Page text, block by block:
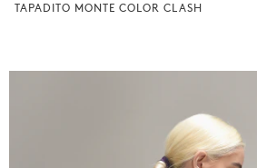
TAPADITO MONTE COLOR CLASH